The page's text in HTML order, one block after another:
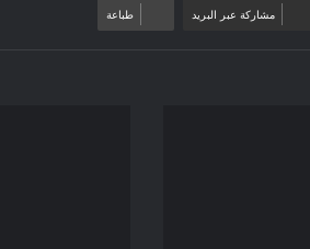
مشاركة عبر البريد طباعة